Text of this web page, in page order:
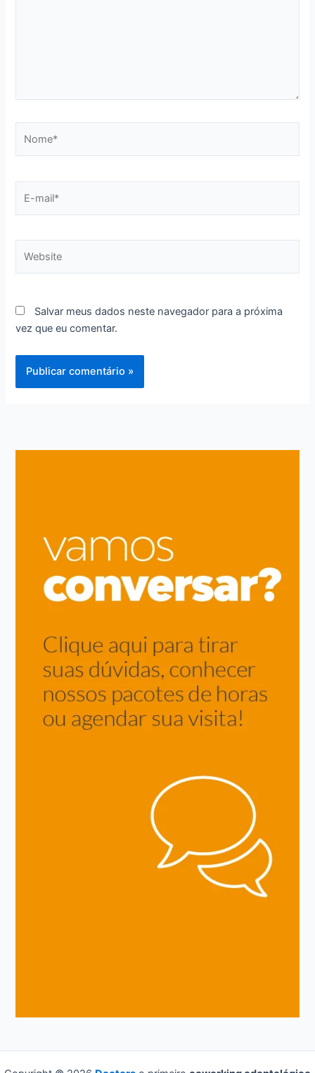
mail*
Salvar meus dados neste navegador para a próxima
vez que eu comentar.